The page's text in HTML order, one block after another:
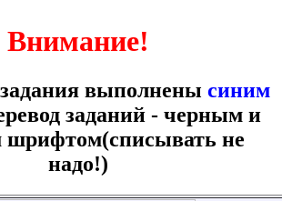
Внимание!
выполнены синим
заданий - черным и
не
надо!)